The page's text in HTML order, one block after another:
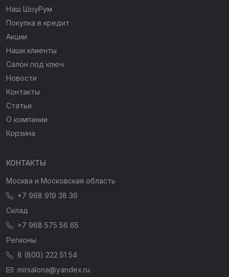
Наш ШоуРум
Покупка в кредит
Акции
Наши клиенты
Салон под ключ
Новости
Контакты
Статьи
О компании
Корзина
КОНТАКТЫ
Москва и Московская область
+7 968 919 38 36
Склад
+7 968 575 56 65
Регионы
8 (800) 222 51 54
mirsalona@yandex.ru